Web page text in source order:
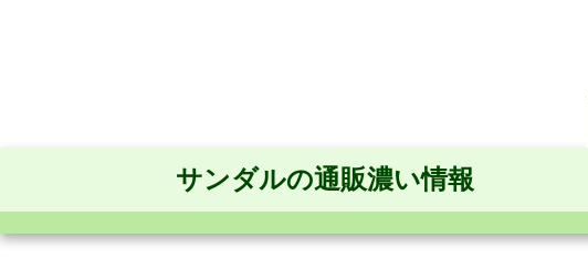
サンダルの通販濃い情報